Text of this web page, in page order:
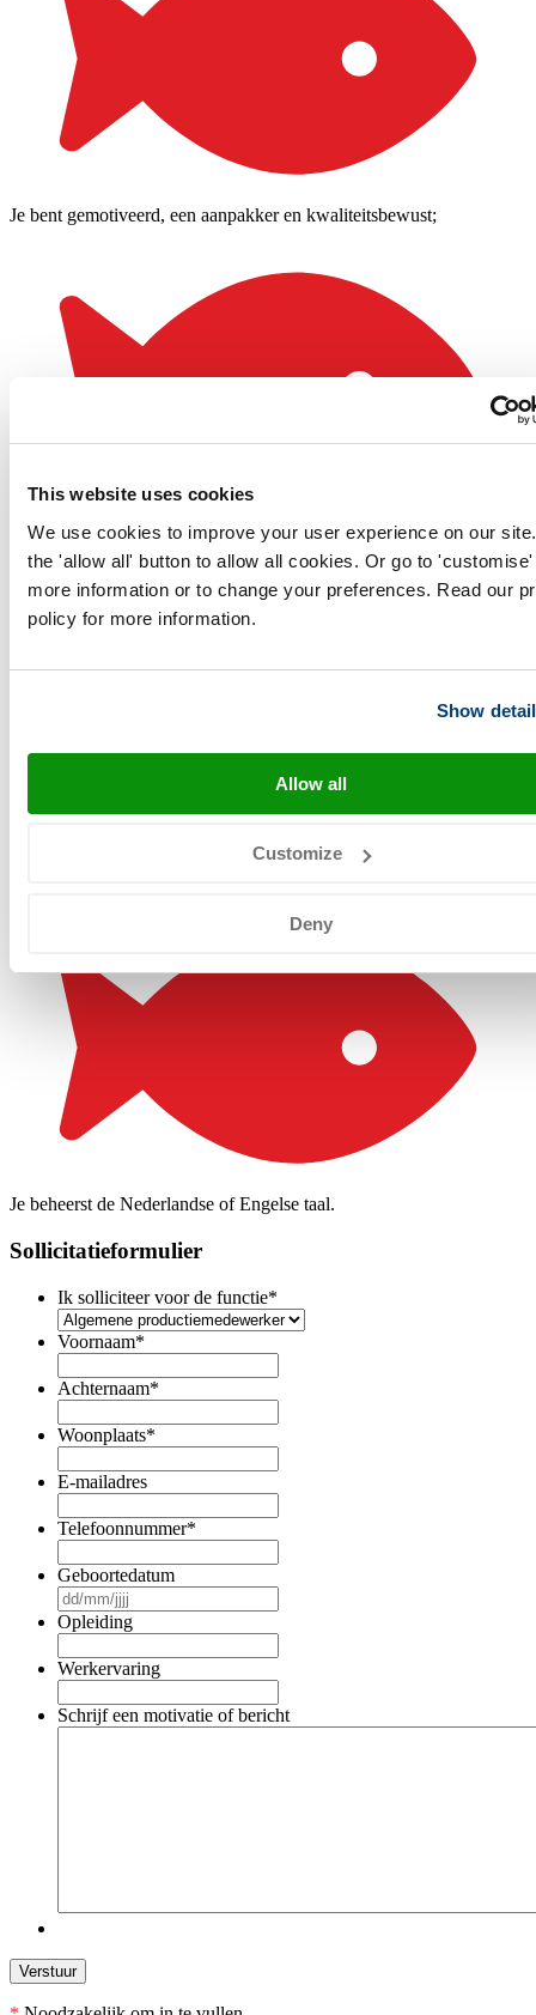
This website uses cookies
We use cookies to improve your user experience on our
the 'allow all' button to allow all cookies. Or go to
more information or to change your preferences. Read our
policy for more information.
Show
Allow all
Customize
Deny
Je bent gemotiveerd, een aanpakker en kwaliteitsbewust;
Je kunt in teamverband werken;
Je beheerst de Nederlandse of Engelse taal.
Sollicitatieformulier
Ik solliciteer voor de functie*
Voornaam*
Achternaam*
Woonplaats*
E-mailadres
Telefoonnummer*
Geboortedatum
slash
MM
slash
JJJJ
Opleiding
Werkervaring
Schrijf een motivatie of bericht